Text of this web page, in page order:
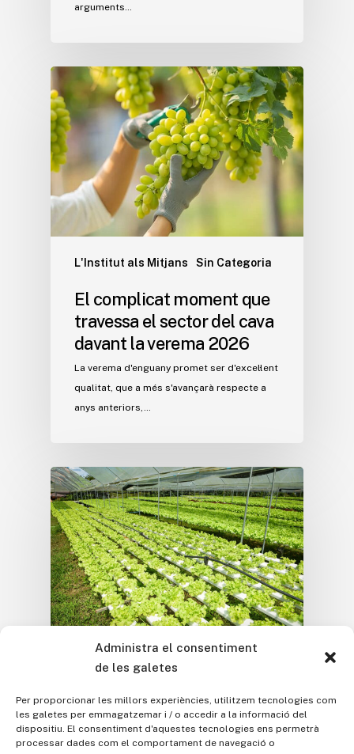
Administra el consentiment
de les galetes
Per proporcionar les millors experiències, utilitzem tecnologies com
les galetes per emmagatzemar i / o accedir a la informació del
dispositiu. El consentiment d'aquestes tecnologies ens permetrà
processar dades com el comportament de navegació o
arguments…
L'Institut als Mitjans Sin Categoria
El complicat moment que
travessa el sector del cava
davant la verema 2026
La verema d'enguany promet ser d'excel·lent
qualitat, que a més s'avançarà respecte a
anys anteriors,…
L'Institut als Mitjans
L’Institut Agrícola va
vaticinar que el Brexit no
enfonsaria la indústria